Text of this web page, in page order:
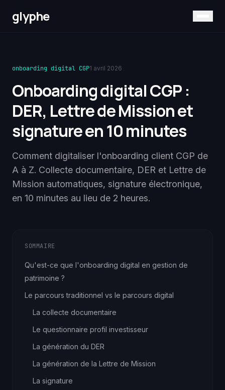
glyphe
onboarding digital CGP1 avril 2026
Onboarding digital CGP :
DER, Lettre de Mission et
signature en 10 minutes
Comment digitaliser l'onboarding client CGP de
A à Z. Collecte documentaire, DER et Lettre de
Mission automatiques, signature électronique,
en 10 minutes au lieu de 2 heures.
SOMMAIRE
Qu'est-ce que l'onboarding digital en gestion de
patrimoine ?
Le parcours traditionnel vs le parcours digital
La collecte documentaire
Le questionnaire profil investisseur
La génération du DER
La génération de la Lettre de Mission
La signature